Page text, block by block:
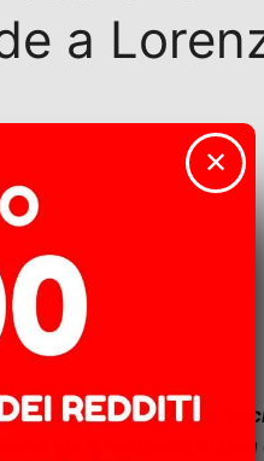
a
dell’assuefazione
sia il risultato di
✕